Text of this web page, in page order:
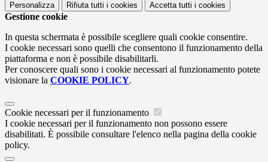
Personalizza Rifiuta tutti i cookies Accetta tutti i cookies
Gestione cookie
In questa schermata è possibile scegliere quali cookie consentire.
I cookie necessari sono quelli che consentono il funzionamento della
piattaforma e non è possibile disabilitarli.
Per conoscere quali sono i cookie necessari al funzionamento potete
visionare la COOKIE POLICY.
Cookie necessari per il funzionamento
I cookie necessari per il funzionamento non possono essere
disabilitati. È possibile consultare l'elenco nella pagina della cookie
policy.